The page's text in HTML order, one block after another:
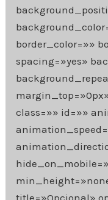
border_color=»»
spacing=»yes»
class=»» id=»»